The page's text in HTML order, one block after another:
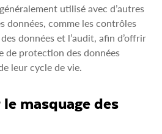
utilisé avec d’autres
données, comme les contrôles
données et l’audit, afin d’offrir
de protection des données
leur cycle de vie.
masquage des